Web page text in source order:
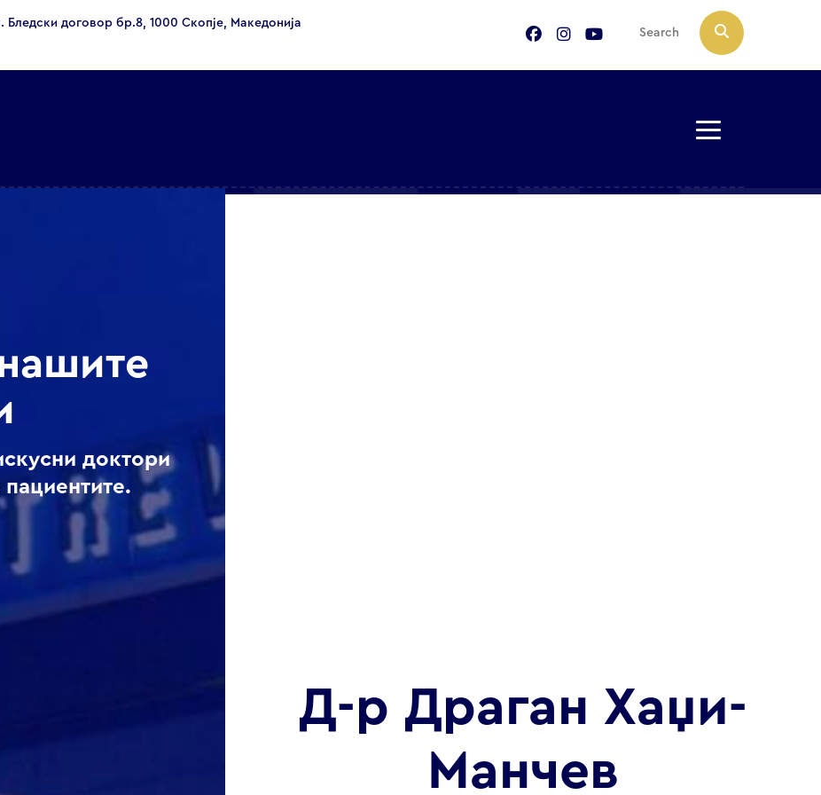
Бледски договор бр.8, 1000 Скопје, Македонија
доктори
пациентите.
Д-р Драган Хаџи-
Манчев